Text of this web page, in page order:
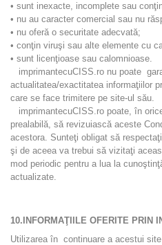
• sunt inexacte, incomplete sau
• nu au caracter comercial sau nu
• nu oferă o securitate adecvată;
• conţin viruşi sau alte elemente cu
• sunt licenţioase sau calomnioase.
imprimantecuCISS.ro nu poate
actualitatea/exactitatea informaţiilor
care se face trimitere pe site-ul său.
imprimantecuCISS.ro poate, în
prealabilă, să revizuiască aceste
acestora. Sunteţi obligat să
şi de aceea va trebui să vizitaţi
mod periodic pentru a lua la
actualizate.
10. INFORMAŢIILE OFERITE PRIN
Utilizarea în continuare a acestui